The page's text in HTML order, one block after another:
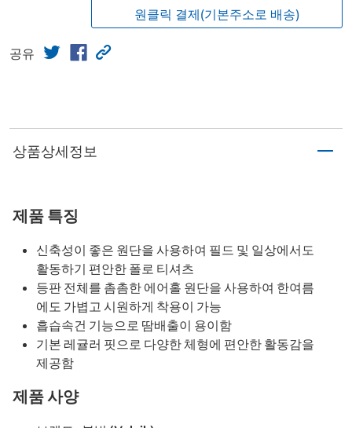
원클릭 결제(기본주소로 배송)
공유
상품상세정보
제품 특징
신축성이 좋은 원단을 사용하여 필드 및 일상에서도
활동하기 편안한 폴로 티셔츠
등판 전체를 촘촘한 에어홀 원단을 사용하여 한여름
에도 가볍고 시원하게 착용이 가능
흡습속건 기능으로 땀배출이 용이함
기본 레귤러 핏으로 다양한 체형에 편안한 활동감을
제공함
제품 사양